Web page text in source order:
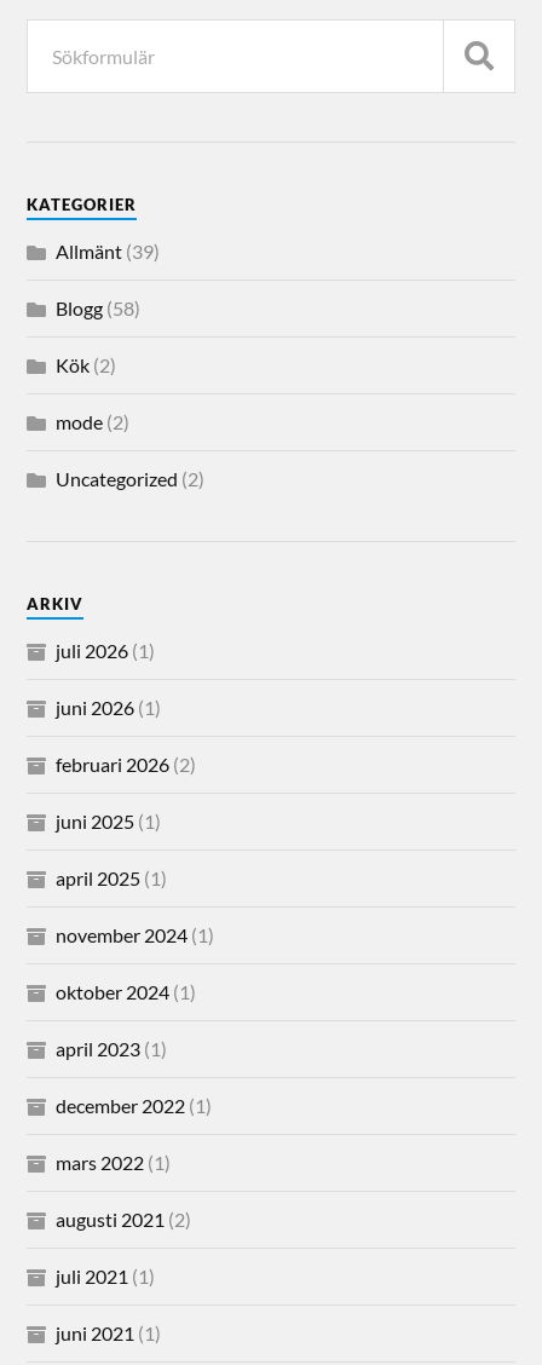
KATEGORIER
Allmänt (39)
Blogg (58)
Kök (2)
mode (2)
Uncategorized (2)
ARKIV
juli 2026 (1)
juni 2026 (1)
februari 2026 (2)
juni 2025 (1)
april 2025 (1)
november 2024 (1)
oktober 2024 (1)
april 2023 (1)
december 2022 (1)
mars 2022 (1)
augusti 2021 (2)
juli 2021 (1)
juni 2021 (1)